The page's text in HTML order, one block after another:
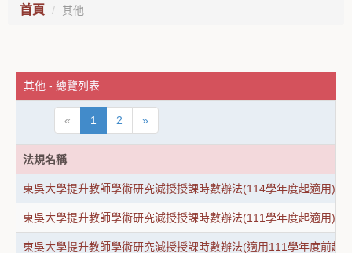
首頁 其他
其他 - 總覽列表
« 1 2 »
法規名稱
東吳大學提升教師學術研究減授授課時數辦法(114學年度起適用)
東吳大學提升教師學術研究減授授課時數辦法(111學年度起適用)
東吳大學提升教師學術研究減授授課時數辦法(適用111學年度前起